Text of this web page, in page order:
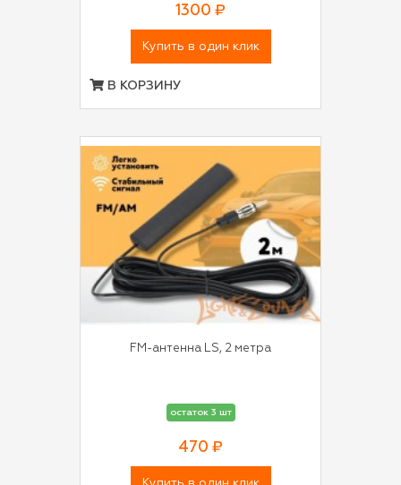
1300 ₽
Купить в один клик
В КОРЗИНУ
FM-антенна LS, 2 метра
остаток 3 шт
470 ₽